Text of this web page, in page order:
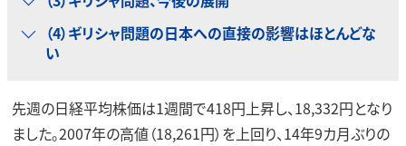
（4）ギリシャ問題の日本への直接の影響はほとんどな
い
先週の日経平均株価は1週間で418円上昇し、18,332円となり
ました。2007年の高値（18,261円）を上回り、14年9カ月ぶりの